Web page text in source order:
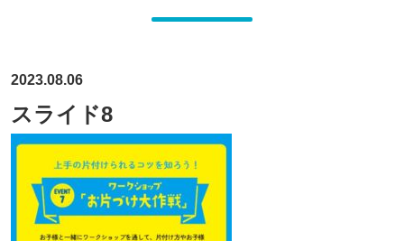
2023.08.06
スライド8